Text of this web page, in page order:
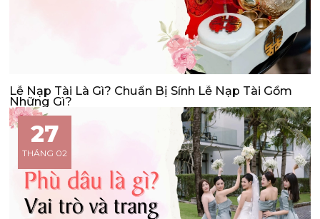
Lễ Nạp Tài Là Gì? Chuẩn Bị Sính Lễ Nạp Tài Gồm
Những Gì?
27
THÁNG 02